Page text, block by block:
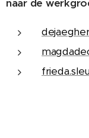
naar de